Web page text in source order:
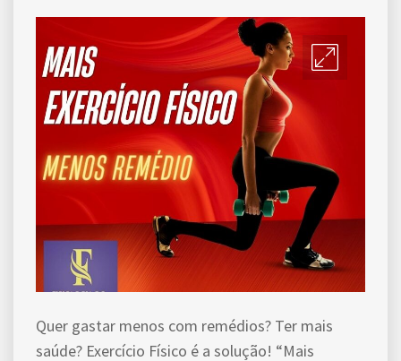
Quer gastar menos com remédios? Ter mais
saúde? Exercício Físico é a solução! “Mais